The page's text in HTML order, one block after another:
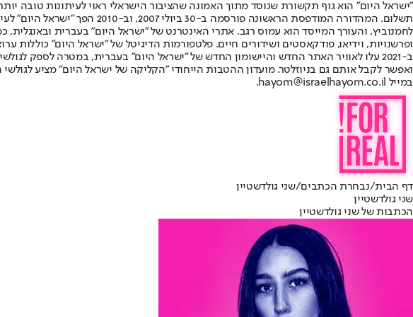
"ישראל היום" הוא גוף תקשורת שנוסד מתוך האמונה שהציבור הישראלי ראוי לעיתונות טובה
תשלום. המהדורה המודפסת
ופרשנויות, וידיאו, פודקאסטים ושידורים חיים. פלטפורמות הדיגיטל של "ישראל היום" כוללות
ב-2021 עלו לאוויר האתר החדש והיישומון החדש של "ישראל היום" בעברית, במטרה לספק
ואפשר לקבל אותם גם בניוזלטר. מועדון ההטבות הייחודי "הקליקה של ישראל היום" מציע
במייל hayom@israelhayom.co.il.
דף הבית/נבחרת הכתבים/שני גולדשטיין
שני גולדשטיין
הכתבות של שני גולדשטיין